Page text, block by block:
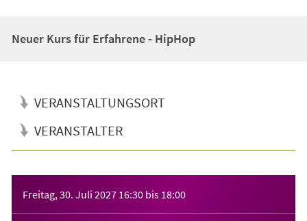
Neuer Kurs für Erfahrene - HipHop
VERANSTALTUNGSORT
VERANSTALTER
Freitag, 30. Juli 2027 16:30 bis 18:00